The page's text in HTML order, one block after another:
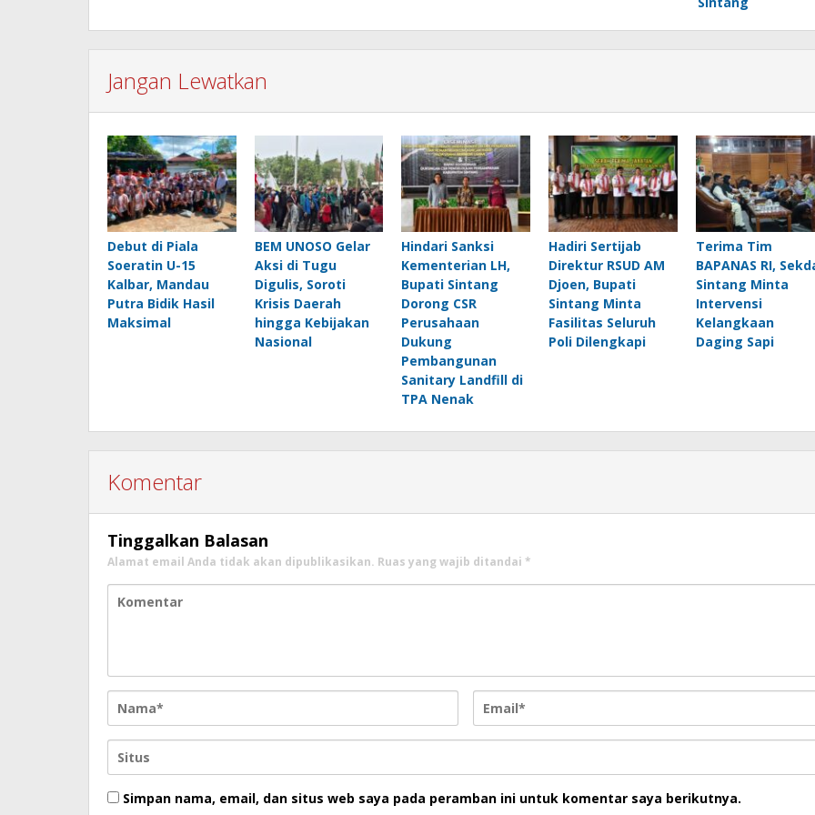
Jangan Lewatkan
Debut di Piala
Soeratin U-15
Kalbar, Mandau
Putra Bidik Hasil
Maksimal
BEM UNOSO Gelar
Aksi di Tugu
Digulis, Soroti
Krisis Daerah
hingga Kebijakan
Nasional
Hindari Sanksi
Kementerian LH,
Bupati Sintang
Dorong CSR
Perusahaan
Dukung
Pembangunan
Sanitary Landfill di
TPA Nenak
Hadiri Sertijab
Direktur RSUD AM
Djoen, Bupati
Sintang Minta
Fasilitas Seluruh
Poli Dilengkapi
Terima Tim
BAPANAS RI,
Sintang Minta
Intervensi
Kelangkaan
Daging Sapi
Komentar
Tinggalkan Balasan
Alamat email Anda tidak akan dipublikasikan. Ruas yang wajib ditandai *
Simpan nama, email, dan situs web saya pada peramban ini untuk komentar saya berikutnya.